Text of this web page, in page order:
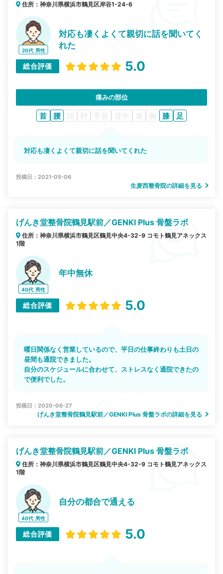
住所：神奈川県横浜市鶴見区岸谷1-24-6
20代 男性
対応も凄くよくて親切に話を聞いてく
れた
総合評価 5.0
痛みの部位
首 腰 頭 肘 手首 背中 肩 腕 膝 足
対応も凄くよくて親切に話を聞いてくれた
投稿日：2021-05-06
生麦西整骨院の詳細を見る
げんき堂整骨院鶴見駅前／GENKI Plus 骨盤ラボ
住所：神奈川県横浜市鶴見区鶴見中央4-32-9 コモト鶴見アネックス
1階
40代 男性
年中無休
総合評価 5.0
曜日関係なく営業しているので、平日の仕事終わりも土日の
昼間も通院できました。
自分のスケジュールに合わせて、ストレスなく通院できたの
で便利でした。
投稿日：2020-06-27
げんき堂整骨院鶴見駅前／GENKI Plus 骨盤ラボの詳細を見る
げんき堂整骨院鶴見駅前／GENKI Plus 骨盤ラボ
住所：神奈川県横浜市鶴見区鶴見中央4-32-9 コモト鶴見アネックス
1階
40代 男性
自分の都合で通える
総合評価 5.0